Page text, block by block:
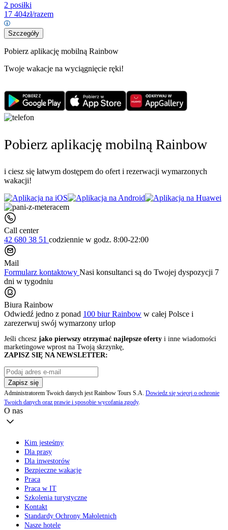
2 posiłki
17 404zł/razem
Szczegóły
Pobierz aplikację mobilną Rainbow
Twoje wakacje na wyciągnięcie ręki!
Pobierz aplikację mobilną Rainbow
i ciesz się łatwym dostępem do ofert i rezerwacji wymarzonych
wakacji!
Call center
42 680 38 51 codziennie w godz. 8:00-22:00
Mail
Formularz kontaktowy Nasi konsultanci są do Twojej dyspozycji 7
dni w tygodniu
Biura Rainbow
Odwiedź jedno z ponad 100 biur Rainbow w całej Polsce i
zarezerwuj swój wymarzony urlop
Jeśli chcesz jako pierwszy otrzymać najlepsze oferty i inne wiadomości
marketingowe wprost na Twoją skrzynkę,
ZAPISZ SIĘ NA NEWSLETTER:
Zapisz się
Administratorem Twoich danych jest Rainbow Tours S.A. Dowiedz się więcej o ochronie
Twoich danych oraz prawie i sposobie wycofania zgody.
O nas
Kim jesteśmy
Dla prasy
Dla inwestorów
Bezpieczne wakacje
Praca
Praca w IT
Szkolenia turystyczne
Kontakt
Standardy Ochrony Małoletnich
Nasze hotele